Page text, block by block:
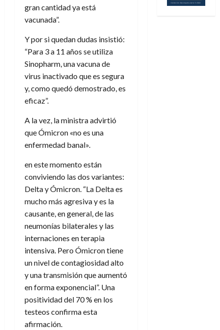
gran cantidad ya está
vacunada”.
Y por si quedan dudas insistió:
“Para 3 a 11 años se utiliza
Sinopharm, una vacuna de
virus inactivado que es segura
y, como quedó demostrado, es
eficaz”.
A la vez, la ministra advirtió
que Ómicron «no es una
enfermedad banal».
en este momento están
conviviendo las dos variantes:
Delta y Ómicron. “La Delta es
mucho más agresiva y es la
causante, en general, de las
neumonías bilaterales y las
internaciones en terapia
intensiva. Pero Ómicron tiene
un nivel de contagiosidad alto
y una transmisión que aumentó
en forma exponencial”. Una
positividad del 70 % en los
testeos confirma esta
afirmación.